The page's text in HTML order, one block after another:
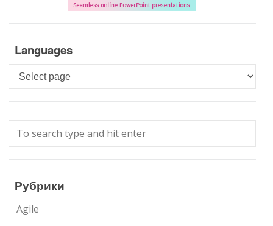
Languages
Languages
Рубрики
Agile